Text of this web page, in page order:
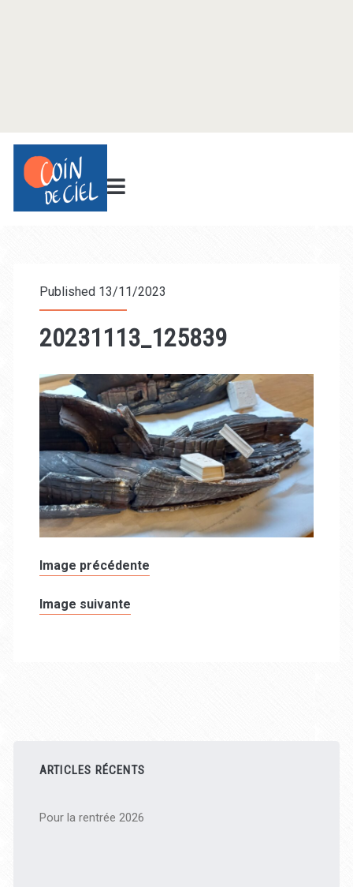
Published 13/11/2023
20231113_125839
Image précédente
Image suivante
latérale
principale
ARTICLES RÉCENTS
Pour la rentrée 2026